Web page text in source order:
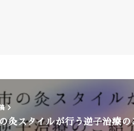
灸スタイルが行う逆子治療の